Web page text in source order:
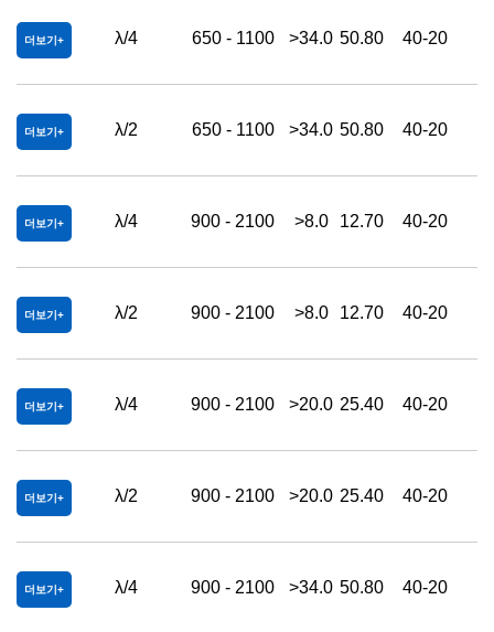
더보기 λ/4 650 - 1100 >34.0 50.80 40-20
더보기 λ/2 650 - 1100 >34.0 50.80 40-20
더보기 λ/4 900 - 2100 >8.0 12.70 40-20
더보기 λ/2 900 - 2100 >8.0 12.70 40-20
더보기 λ/4 900 - 2100 >20.0 25.40 40-20
더보기 λ/2 900 - 2100 >20.0 25.40 40-20
더보기 λ/4 900 - 2100 >34.0 50.80 40-20